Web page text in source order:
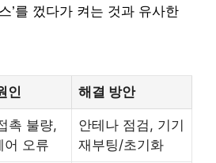
’를 껐다가 켜는 것과 유사한
인 해결 방안
촉 불량,
어 오류
안테나 점검, 기기
재부팅/초기화